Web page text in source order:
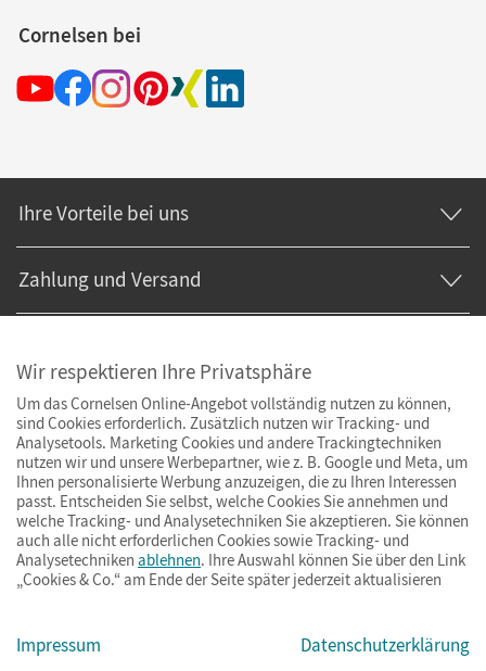
Cornelsen bei
Ihre Vorteile bei uns
Zahlung und Versand
© Cornelsen Verlag 2026
ImpressumAGBDatenschutzBarrierefreiheitCookies & Co.
Wir respektieren Ihre Privatsphäre
Um das Cornelsen Online-Angebot vollständig nutzen zu können,
sind Cookies erforderlich. Zusätzlich nutzen wir Tracking- und
Analysetools. Marketing Cookies und andere Trackingtechniken
nutzen wir und unsere Werbepartner, wie z. B. Google und Meta, um
Ihnen personalisierte Werbung anzuzeigen, die zu Ihren Interessen
passt. Entscheiden Sie selbst, welche Cookies Sie annehmen und
welche Tracking- und Analysetechniken Sie akzeptieren. Sie können
auch alle nicht erforderlichen Cookies sowie Tracking- und
Analysetechniken ablehnen. Ihre Auswahl können Sie über den Link
„Cookies & Co.“ am Ende der Seite später jederzeit aktualisieren
Impressum Datenschutzerklärung